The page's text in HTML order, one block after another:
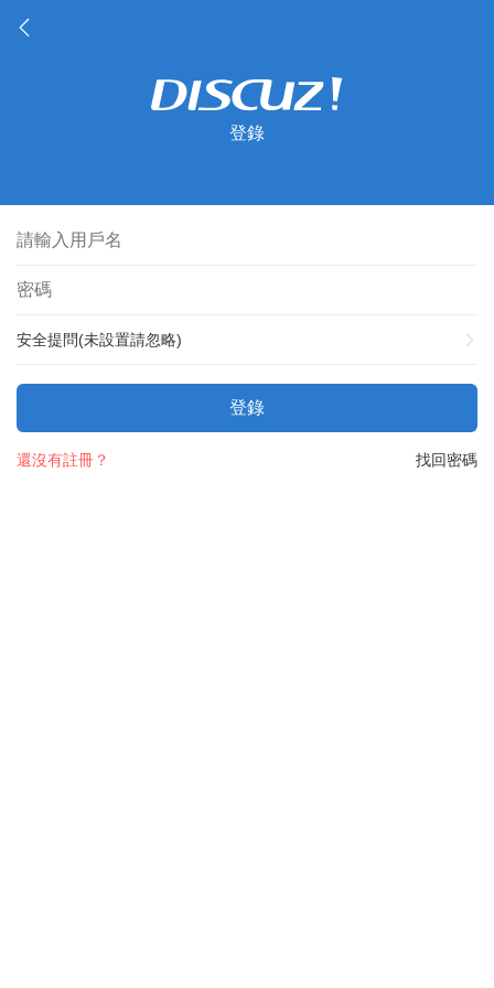
登錄
安全提問(未設置請忽略)
登錄
找回密碼
還沒有註冊？